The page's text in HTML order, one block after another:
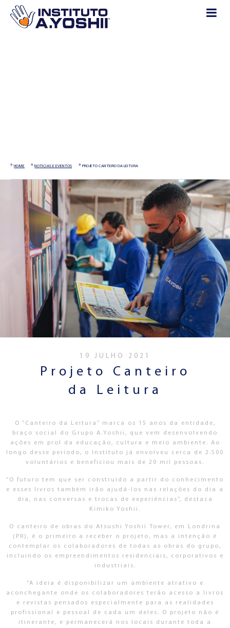
HOME NOTÍCIAS E EVENTOS PROJETO CANTEIRO DA LEITURA
19 JULHO 2021
Projeto Canteiro
da Leitura
O “Canteiro da Leitura” marca os 15 anos da entidade,
braço social do Grupo A.Yoshii, que vem desenvolvendo
ações em prol da educação, cultura e meio ambiente. Ao
longo desse período, o Instituto já envolveu cerca de 2.500
voluntários e beneficiou mais de 20 mil pessoas.
“O futuro tem que ser construído a partir do conhecimento
e esses livros também irão ajudá-los nas relações do dia a
dia, nas conversas e trocas de experiências”, destaca
Kimiko Yoshii.
O canteiro de obras do Atsushi Yoshii Tower, em Londrina
(PR), é o primeiro a receber o projeto, mas a intenção é
contemplar os colaboradores de todas as obras do grupo,
incluindo os empreendimentos residenciais, corporativos e
industriais.
“A ideia é disponibilizar um ambiente atrativo e
aconchegante onde os colaboradores terão acesso a livros
e revistas pensados especialmente para as realidades
profissional e pessoal de cada um deles. O projeto não é
itinerante, e permanecerá nos locais durante toda a